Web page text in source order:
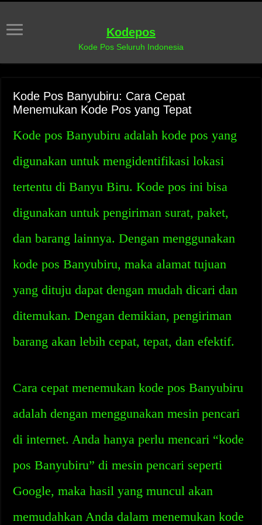
Kodepos
Kode Pos Seluruh Indonesia
Kode Pos Banyubiru: Cara Cepat
Menemukan Kode Pos yang Tepat
Kode pos Banyubiru adalah kode pos yang
digunakan untuk mengidentifikasi lokasi
tertentu di Banyu Biru. Kode pos ini bisa
digunakan untuk pengiriman surat, paket,
dan barang lainnya. Dengan menggunakan
kode pos Banyubiru, maka alamat tujuan
yang dituju dapat dengan mudah dicari dan
ditemukan. Dengan demikian, pengiriman
barang akan lebih cepat, tepat, dan efektif.
Cara cepat menemukan kode pos Banyubiru
adalah dengan menggunakan mesin pencari
di internet. Anda hanya perlu mencari “kode
pos Banyubiru” di mesin pencari seperti
Google, maka hasil yang muncul akan
memudahkan Anda dalam menemukan kode